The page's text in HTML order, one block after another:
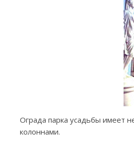
Ограда парка усадьбы имеет
колоннами.